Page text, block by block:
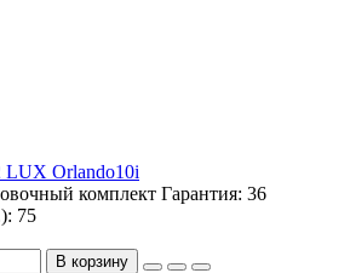
LUX Orlando10i
комплект Гарантия: 36
75
В корзину